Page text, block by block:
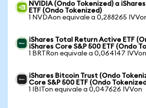
NVIDIA (Ondo Tokenized) a
ETF (Ondo Tokenized)
1 NVDAon equivale a 0,288265
iShares Total Return Active ETF
iShares Core S&P 500 ETF (Ondo
1 BRTRon equivale a 0,064147 IVVon
iShares Bitcoin Trust (Ondo
Core S&P 500 ETF (Ondo
1 IBITon equivale a 0,047626 IVVon